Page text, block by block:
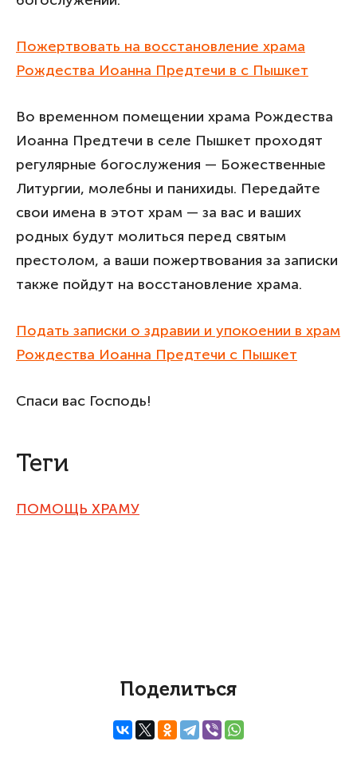
Пожертвовать на восстановление храма
Рождества Иоанна Предтечи в с Пышкет
Во временном помещении храма Рождества
Иоанна Предтечи в селе Пышкет проходят
регулярные богослужения — Божественные
Литургии, молебны и панихиды. Передайте
свои имена в этот храм — за вас и ваших
родных будут молиться перед святым
престолом, а ваши пожертвования за записки
также пойдут на восстановление храма.
Подать записки о здравии и упокоении в храм
Рождества Иоанна Предтечи с Пышкет
Спаси вас Господь!
Теги
ПОМОЩЬ ХРАМУ
Поделиться